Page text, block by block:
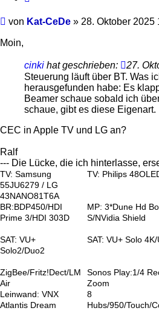
Beitrag
von Kat-CeDe » 28. Oktober 2025
Moin,
cinki hat geschrieben:
27.
Steuerung läuft über BT. Was
herausgefunden habe: Es
Beamer schaue sobald ich
schaue, gibt es diese Eigenart.
CEC in Apple TV und LG an?
Ralf
--- Die Lücke, die ich hinterlasse,
TV: Samsung
55JU6279 / LG
43NANO81T6A
TV: Philips
BR:BDP450/HDI
Prime 3/HDI 303D
MP: 3*Dune Hd
S/NVidia Shield
SAT: VU+
Solo2/Duo2
SAT: VU+ Solo
ZigBee/Fritz!Dect/LM
Air
Sonos Play:1/4
Zoom
Leinwand: VNX
Atlantis Dream
8
Hubs/950/Touch/